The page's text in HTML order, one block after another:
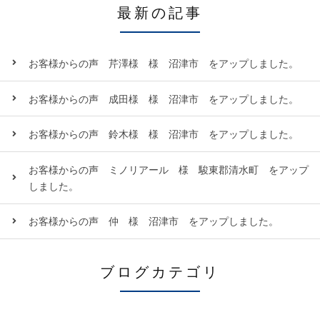
最新の記事
お客様からの声 芹澤様 様 沼津市 をアップしました。
お客様からの声 成田様 様 沼津市 をアップしました。
お客様からの声 鈴木様 様 沼津市 をアップしました。
お客様からの声 ミノリアール 様 駿東郡清水町 をアップ
しました。
お客様からの声 仲 様 沼津市 をアップしました。
ブログカテゴリ